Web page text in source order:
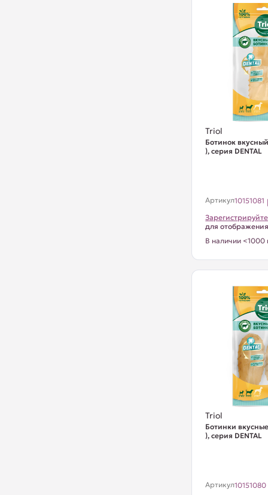
Triol
Ботинок
), серия DENTAL
Артикул10151081
для
В наличии <1000
Triol
Ботинки
), серия DENTAL
Артикул10151080